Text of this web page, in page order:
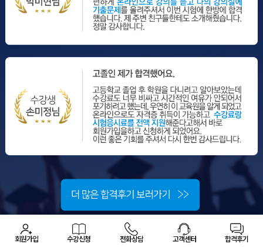
회원가입 수강신청 전화상담 고객센터 합격후기